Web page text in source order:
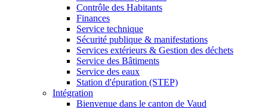
Contrôle des Habitants
Finances
Service technique
Sécurité publique & manifestations
Services extérieurs & Gestion des déchets
Service des Bâtiments
Service des eaux
Station d'épuration (STEP)
Intégration
Bienvenue dans le canton de Vaud